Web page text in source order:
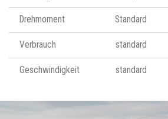
Drehmoment Standard
Verbrauch standard
Geschwindigkeit standard